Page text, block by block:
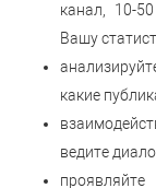
канал, 10-
Вашу
какие
ведите